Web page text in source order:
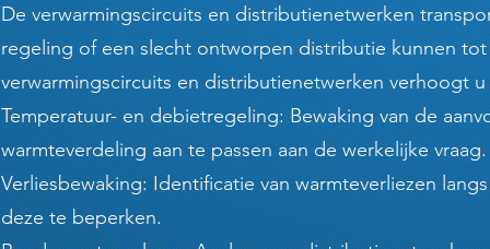
De verwarmingscircuits en distributienetwerken
regeling of een slecht ontworpen distributie kunnen
verwarmingscircuits en distributienetwerken verhoogt
Temperatuur- en debietregeling: Bewaking van de
warmteverdeling aan te passen aan de werkelijke vraag.
Verliesbewaking: Identificatie van warmteverliezen
deze te beperken.